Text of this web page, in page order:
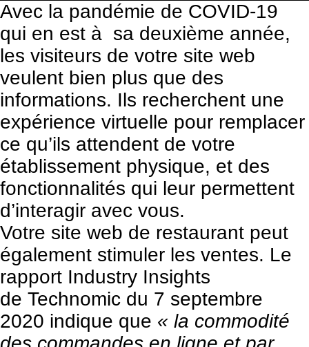
Avec la pandémie de COVID-19
qui en est à sa deuxième année,
les visiteurs de votre site web
veulent bien plus que des
informations. Ils recherchent une
expérience virtuelle pour remplacer
ce qu’ils attendent de votre
établissement physique, et des
fonctionnalités qui leur permettent
d’interagir avec vous.
Votre site web de restaurant peut
également stimuler les ventes. Le
rapport Industry Insights
de Technomic du 7 septembre
2020 indique que « la commodité